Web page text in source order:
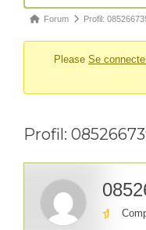
forum
Fil
ici :
Forum Profil:
Please Se
Profil: